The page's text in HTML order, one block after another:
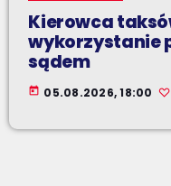
Kierowca
wykorzystanie
sądem
today 05.08.2026, 18:00